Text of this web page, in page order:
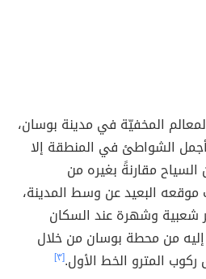
المخفيّة في مدينة بوسان،
الشواطئ في المنطقة إلا
مقارنةً بغيره من
البعيد عن وسط المدينة،
شعبية وشهرة عند السكان
إليه من محطة بوسان من خلال
المترو الخط الأول.[٣]